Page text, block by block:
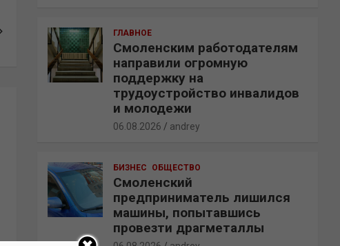
ГЛАВНОЕ
Смоленским работодателям
направили огромную
поддержку на
трудоустройство инвалидов
и молодежи
06.08.2026 andrey
БИЗНЕС ОБЩЕСТВО
Смоленский
предприниматель лишился
машины, попытавшись
провезти драгметаллы